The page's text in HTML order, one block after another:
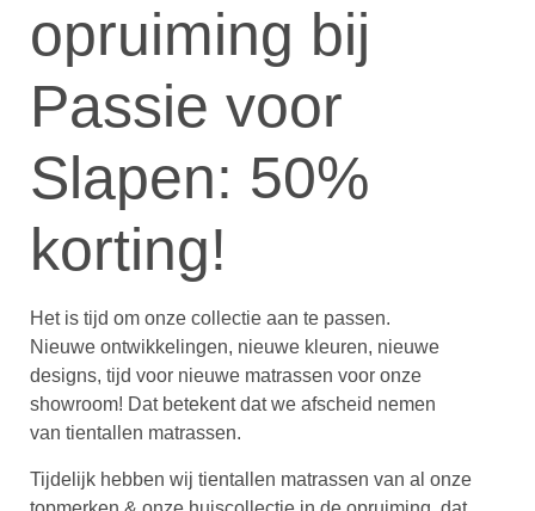
opruiming bij
Passie voor
Slapen: 50%
korting!
Het is tijd om onze collectie aan te passen.
Nieuwe ontwikkelingen, nieuwe kleuren, nieuwe
designs, tijd voor nieuwe matrassen voor onze
showroom! Dat betekent dat we afscheid nemen
van tientallen matrassen.
Tijdelijk hebben wij tientallen matrassen van al onze